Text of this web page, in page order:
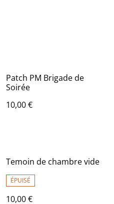
Patch PM Brigade de
Soirée
10,00 €
Temoin de chambre vide
ÉPUISÉ
10,00 €